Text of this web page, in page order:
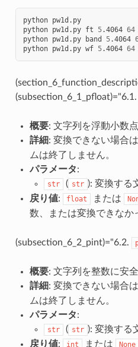
python pw1d.py
python pw1d.py ft 5.4064 64
python pw1d.py band 5.4064
python pw1d.py wf 5.4064 64
(subsection_6_1_pfloat)="6.1.
概要: 文字列を浮動小数
詳細: 変換できない場合は
ムは終了しません。
パラメータ:
str ( str ): 変換する
戻り値: float または
数、または変換できなか
(subsection_6_2_pint)="6.2.
概要: 文字列を整数に安
詳細: 変換できない場合は
ムは終了しません。
パラメータ:
str ( str ): 変換する
戻り値: int または None